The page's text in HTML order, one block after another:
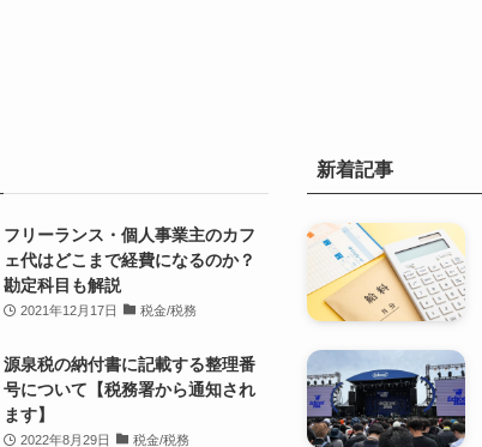
フリーランス・個人事業主のカフ
ェ代はどこまで経費になるのか？
勘定科目も解説
2021年12月17日 税金/税務
源泉税の納付書に記載する整理番
号について【税務署から通知され
ます】
2022年8月29日 税金/税務
新着記事